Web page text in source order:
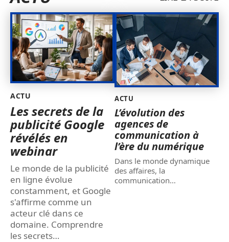
ACTU
Les secrets de la
publicité Google
révélés en
webinar
Le monde de la publicité
en ligne évolue
constamment, et Google
s'affirme comme un
acteur clé dans ce
domaine. Comprendre
les secrets…
ACTU
L’évolution des
agences de
communication à
l’ère du numérique
Dans le monde dynamique
des affaires, la
communication…